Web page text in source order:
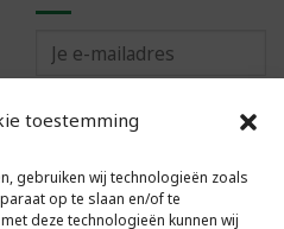
toestemming
gebruiken wij technologieën zoals
op te slaan en/of te
deze technologieën kunnen wij